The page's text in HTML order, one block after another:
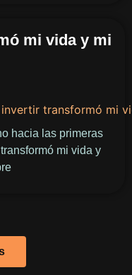
mi vida y mi
hacia las primeras
mi vida y